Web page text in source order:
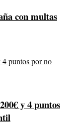
con multas
y 4 puntos